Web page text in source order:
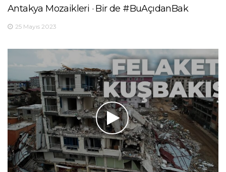
Antakya Mozaikleri · Bir de #BuAçıdanBak
25 Mayıs 2023